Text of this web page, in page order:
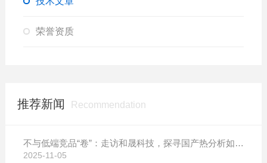
荣誉资质
推荐新闻 Recommendation
不与低端竞品“卷”：走访和晟科技，探寻国产热分析如何行稳致远
2025-11-05